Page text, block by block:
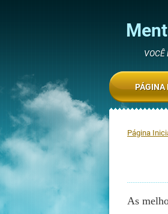
VOCÊ
Página
As
PÁGINA